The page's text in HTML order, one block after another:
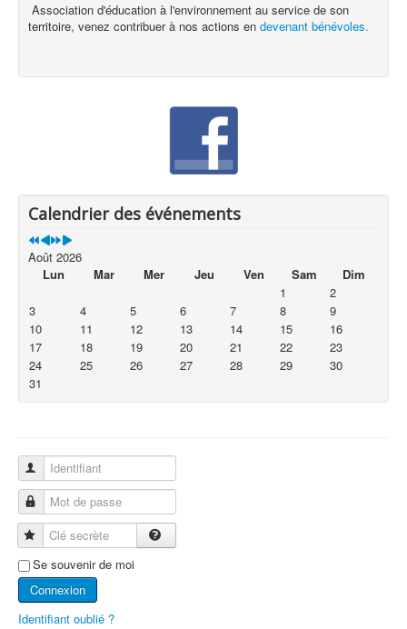
Association d'éducation à l'environnement au service de son
territoire, venez contribuer à nos actions en devenant bénévoles.
Calendrier des événements
Août 2026
Lun
Mar Mer Jeu Ven Sam
Dim
1
2
3
4 5 6 7 8
9
10
11 12 13 14 15
16
17
18 19 20 21 22
23
24
25 26 27 28 29
30
31
Identifiant
Mot de passe
Clé secrète
Se souvenir de moi
Connexion
Identifiant oublié ?